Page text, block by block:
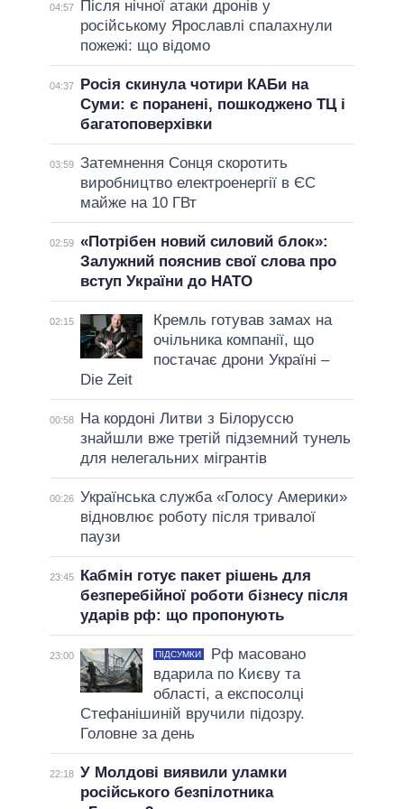
04:57
Після нічної атаки дронів у
російському Ярославлі спалахнули
пожежі: що відомо
04:37
Росія скинула чотири КАБи на
Суми: є поранені, пошкоджено ТЦ і
багатоповерхівки
03:59 Затемнення Сонця скоротить
виробництво електроенергії в ЄС
майже на 10 ГВт
02:59 «Потрібен новий силовий блок»:
Залужний пояснив свої слова про
вступ України до НАТО
02:15
Кремль готував замах на
очільника компанії, що
постачає дрони Україні –
Die Zeit
00:58
На кордоні Литви з Білоруссю
знайшли вже третій підземний тунель
для нелегальних мігрантів
00:26 Українська служба «Голосу Америки»
відновлює роботу після тривалої
паузи
23:45
Кабмін готує пакет рішень для
безперебійної роботи бізнесу після
ударів рф: що пропонують
23:00 ПІДСУМКИ
Рф масовано
вдарила по Києву та
області, а експосолці
Стефанішиній вручили підозру.
Головне за день
22:18 У Молдові виявили уламки
російського безпілотника